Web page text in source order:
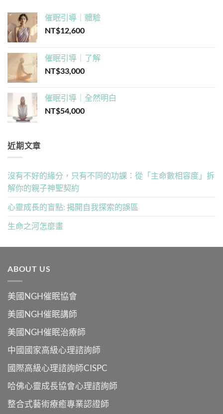
催眠引導｜體驗
NT$12,600
催眠引導｜了解
NT$33,000
催眠引導｜全然明白
NT$54,000
近期文章
沒有不好的緣分，只有不同的功課：從「主命數相容度」拆
解你的親子神聖契約
心靈成長的盲點: 揭開自我探索的誤區
生命之河怎麼畫
ABOUT US
美國NGH催眠協會
美國NGH催眠講師
美國NGH催眠治療師
中國國家高級心理諮詢師
國際高級心理諮詢師CISPC
哈佛心靈成長協會心理諮詢師
整合式藝術療癒專業認證師